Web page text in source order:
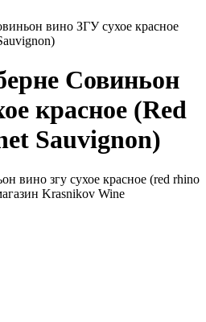
вино ЗГУ сухое красное
Совиньон
красное (Red
Sauvignon)